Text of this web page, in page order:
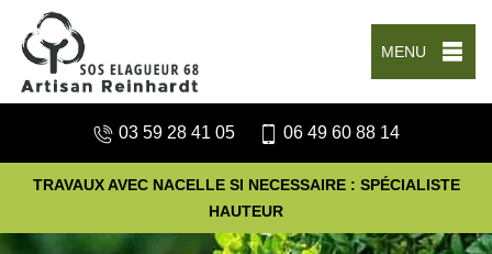
MENU
03 59 28 41 05 06 49 60 88 14
TRAVAUX AVEC NACELLE SI NECESSAIRE : SPÉCIALISTE
HAUTEUR